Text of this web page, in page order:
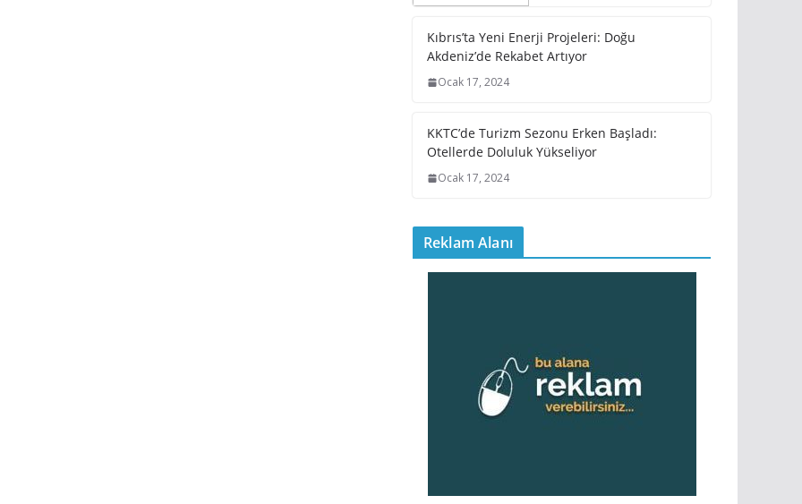
Kıbrıs’ta Yeni Enerji Projeleri: Doğu
Akdeniz’de Rekabet Artıyor
Ocak 17, 2024
KKTC’de Turizm Sezonu Erken Başladı:
Otellerde Doluluk Yükseliyor
Ocak 17, 2024
Reklam Alanı